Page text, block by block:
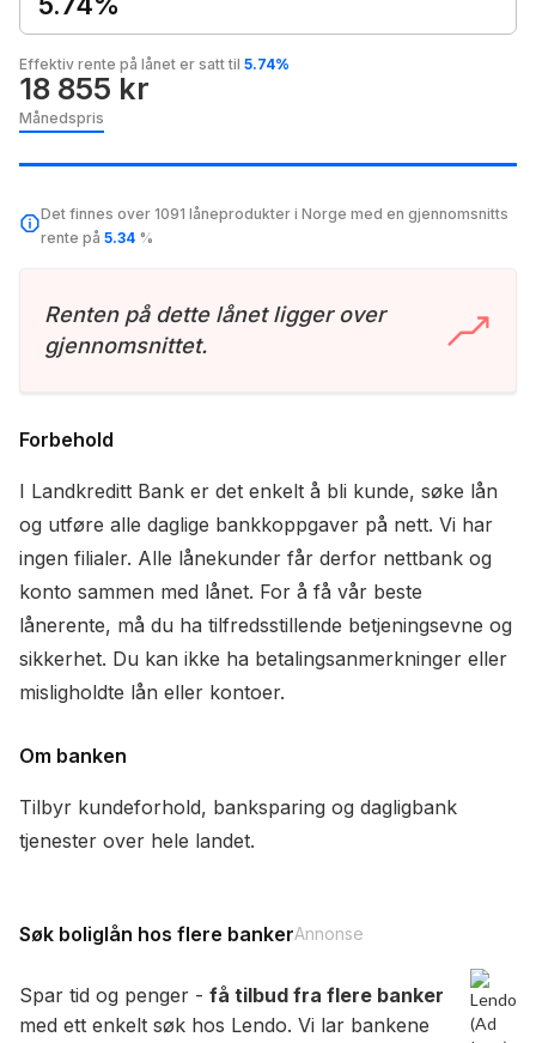
Effektiv rente på lånet er satt til 5.74%
18 855 kr
Månedspris
Det finnes over 1091 låneprodukter i Norge med en gjennomsnitts
rente på 5.34 %
Renten på dette lånet ligger over
gjennomsnittet.
Forbehold
I Landkreditt Bank er det enkelt å bli kunde, søke lån
og utføre alle daglige bankkoppgaver på nett. Vi har
ingen filialer. Alle lånekunder får derfor nettbank og
konto sammen med lånet. For å få vår beste
lånerente, må du ha tilfredsstillende betjeningsevne og
sikkerhet. Du kan ikke ha betalingsanmerkninger eller
misligholdte lån eller kontoer.
Om banken
Tilbyr kundeforhold, banksparing og dagligbank
tjenester over hele landet.
Søk boliglån hos flere bankerAnnonse
Spar tid og penger - få tilbud fra flere banker
med ett enkelt søk hos Lendo. Vi lar bankene